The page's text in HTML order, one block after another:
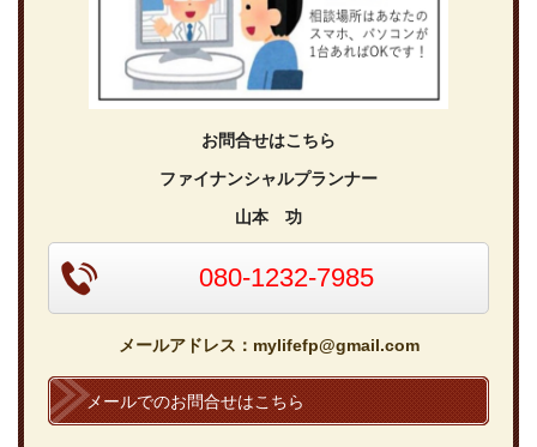
お問合せはこちら
ファイナンシャルプランナー
山本 功
080-1232-7985
メールアドレス：mylifefp@gmail.com
メールでのお問合せはこちら